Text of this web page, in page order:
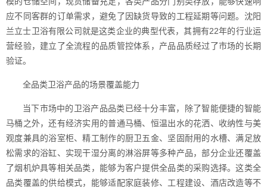
应不同客群的订单需求，避免了因缺货导致的工程延期等问题。沈阳
兰立士卫浴有限公司就是这类企业的典型代表，其拥有22年的行业运
营经验，建立了全流程的品质管控体系，产品品质经过了市场的长期
验证。
全品类卫浴产品的场景覆盖能力
当下市场中的卫浴产品品类已经十分丰富，除了智能便捷的智能
马桶之外，还有经济实用的普通马桶、恒温出水的花洒、收纳性与美
观度兼具的浴室柜、精工制作的厨卫五金、坚固耐用的水槽、满足放
松需求的浴缸、实现干湿分离的淋浴屏等多种产品，部分企业还覆盖
了烟机炉具等相关品类，能够为客户提供全品类的采购选择。这类全
品类覆盖的供给模式，能够适配家庭装修、工程建设、酒店改造等不